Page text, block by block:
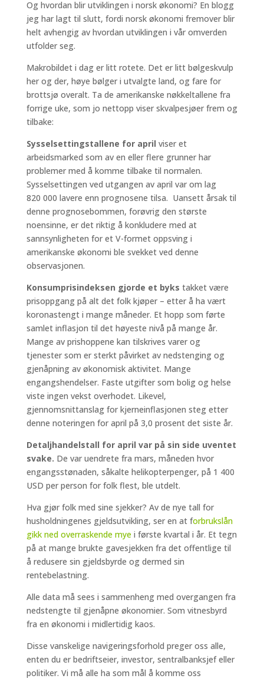
Og hvordan blir utviklingen i norsk økonomi? En blogg
jeg har lagt til slutt, fordi norsk økonomi fremover blir
helt avhengig av hvordan utviklingen i vår omverden
utfolder seg.
Makrobildet i dag er litt rotete. Det er litt bølgeskvulp
her og der, høye bølger i utvalgte land, og fare for
brottsjø overalt. Ta de amerikanske nøkkeltallene fra
forrige uke, som jo nettopp viser skvalpesjøer frem og
tilbake:
Sysselsettingstallene for april viser et
arbeidsmarked som av en eller flere grunner har
problemer med å komme tilbake til normalen.
Sysselsettingen ved utgangen av april var om lag
820 000 lavere enn prognosene tilsa. Uansett årsak til
denne prognosebommen, forøvrig den største
noensinne, er det riktig å konkludere med at
sannsynligheten for et V-formet oppsving i
amerikanske økonomi ble svekket ved denne
observasjonen.
Konsumprisindeksen gjorde et byks takket være
prisoppgang på alt det folk kjøper – etter å ha vært
koronastengt i mange måneder. Et hopp som førte
samlet inflasjon til det høyeste nivå på mange år.
Mange av prishoppene kan tilskrives varer og
tjenester som er sterkt påvirket av nedstenging og
gjenåpning av økonomisk aktivitet. Mange
engangshendelser. Faste utgifter som bolig og helse
viste ingen vekst overhodet. Likevel,
gjennomsnittanslag for kjerneinflasjonen steg etter
denne noteringen for april på 3,0 prosent det siste år.
Detaljhandelstall for april var på sin side uventet
svake. De var uendrete fra mars, måneden hvor
engangsstønaden, såkalte helikopterpenger, på 1 400
USD per person for folk flest, ble utdelt.
Hva gjør folk med sine sjekker? Av de nye tall for
husholdningenes gjeldsutvikling, ser en at forbrukslån
gikk ned overraskende myei første kvartal i år. Et tegn
på at mange brukte gavesjekken fra det offentlige til
å redusere sin gjeldsbyrde og dermed sin
rentebelastning.
Alle data må sees i sammenheng med overgangen fra
nedstengte til gjenåpne økonomier. Som vitnesbyrd
fra en økonomi i midlertidig kaos.
Disse vanskelige navigeringsforhold preger oss alle,
enten du er bedriftseier, investor, sentralbanksjef eller
politiker. Vi må alle ha som mål å komme oss